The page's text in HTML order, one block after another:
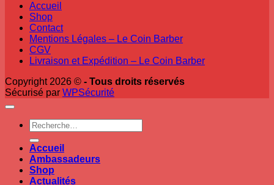
Accueil
Shop
Contact
Mentions Légales – Le Coin Barber
CGV
Livraison et Expédition – Le Coin Barber
Copyright 2026 © - Tous droits réservés
Sécurisé par WPSécurité
Recherche
pour :
Accueil
Ambassadeurs
Shop
Actualités